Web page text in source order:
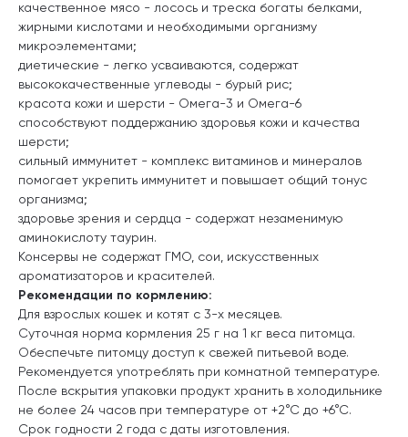
качественное мясо - лосось и треска богаты белками,
жирными кислотами и необходимыми организму
микроэлементами;
диетические - легко усваиваются, содержат
высококачественные углеводы - бурый рис;
красота кожи и шерсти - Омега-3 и Омега-6
способствуют поддержанию здоровья кожи и качества
шерсти;
сильный иммунитет - комплекс витаминов и минералов
помогает укрепить иммунитет и повышает общий тонус
организма;
здоровье зрения и сердца - содержат незаменимую
аминокислоту таурин.
Консервы не содержат ГМО, сои, искусственных
ароматизаторов и красителей.
Рекомендации по кормлению:
Для взрослых кошек и котят с 3-х месяцев.
Суточная норма кормления 25 г на 1 кг веса питомца.
Обеспечьте питомцу доступ к свежей питьевой воде.
Рекомендуется употреблять при комнатной температуре.
После вскрытия упаковки продукт хранить в холодильнике
не более 24 часов при температуре от +2°С до +6°С.
Срок годности 2 года с даты изготовления.